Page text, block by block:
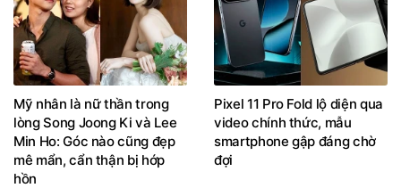
Mỹ nhân là nữ thần trong
lòng Song Joong Ki và Lee
Min Ho: Góc nào cũng đẹp
mê mẩn, cẩn thận bị hớp
hồn
Pixel 11 Pro Fold lộ diện qua
video chính thức, mẫu
smartphone gập đáng chờ
đợi